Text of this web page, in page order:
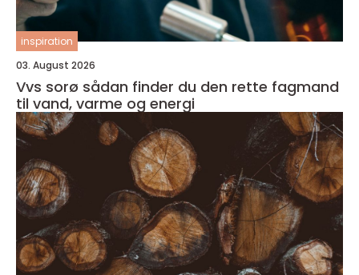
inspiration
03. August 2026
Vvs sorø sådan finder du den rette fagmand
til vand, varme og energi